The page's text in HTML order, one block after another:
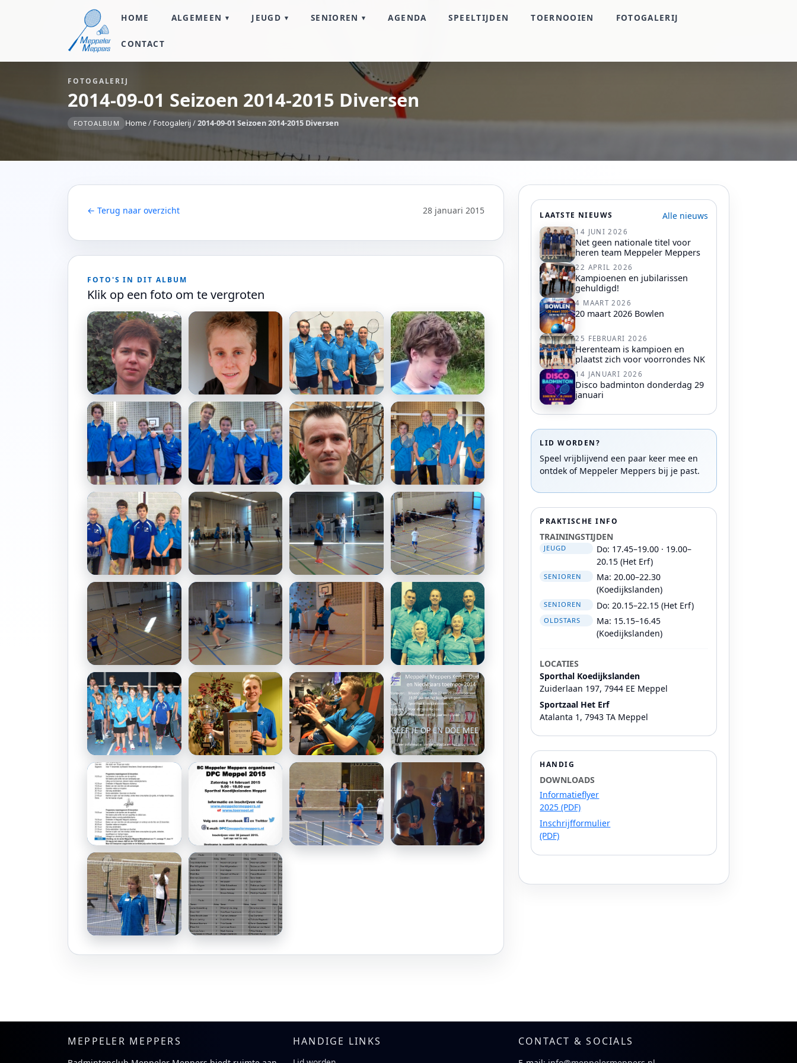
HOME ALGEMEEN JEUGD SENIOREN AGENDA SPEELTIJDEN TOERNOOIEN FOTOGALERIJ
CONTACT
FOTOGALERIJ
2014-09-01 Seizoen 2014-2015 Diversen
FOTOALBUM Home/ Fotogalerij/2014-09-01 Seizoen 2014-2015 Diversen
← Terug naar overzicht 28 januari 2015
FOTO'S IN DIT ALBUM
Klik op een foto om te vergroten
LAATSTE NIEUWS Alle nieuws
14 JUNI 2026
Net geen nationale titel voor
heren team Meppeler Meppers
22 APRIL 2026
Kampioenen en jubilarissen
gehuldigd!
4 MAART 2026
20 maart 2026 Bowlen
25 FEBRUARI 2026
Herenteam is kampioen en
plaatst zich voor voorrondes NK
14 JANUARI 2026
Disco badminton donderdag 29
januari
LID WORDEN?
Speel vrijblijvend een paar keer mee en
ontdek of Meppeler Meppers bij je past.
PRAKTISCHE INFO
TRAININGSTIJDEN
JEUGD
Do: 17.45–19.00 · 19.00–
20.15 (Het Erf)
SENIOREN
Ma: 20.00–22.30
(Koedijkslanden)
SENIOREN Do: 20.15–22.15 (Het Erf)
OLDSTARS
Ma: 15.15–16.45
(Koedijkslanden)
LOCATIES
Sporthal Koedijkslanden
Zuiderlaan 197, 7944 EE Meppel
Sportzaal Het Erf
Atalanta 1, 7943 TA Meppel
HANDIG
DOWNLOADS
Informatieflyer
2025 (PDF)
Inschrijfformulier
(PDF)
MEPPELER MEPPERS HANDIGE LINKS CONTACT & SOCIALS